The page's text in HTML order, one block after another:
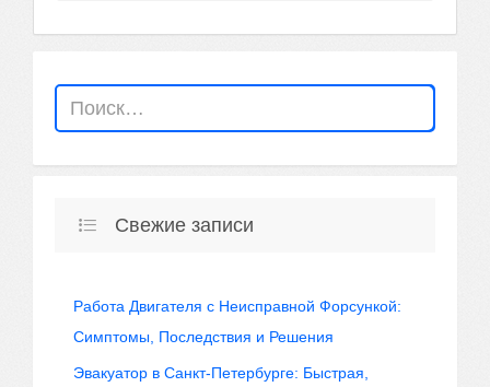
Свежие записи
Работа Двигателя с Неисправной Форсункой:
Симптомы, Последствия и Решения
Эвакуатор в Санкт-Петербурге: Быстрая,